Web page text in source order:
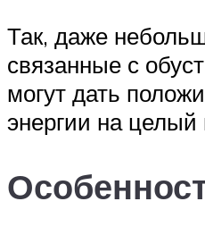
Так, даже
связанные с
могут дать
энергии на целый